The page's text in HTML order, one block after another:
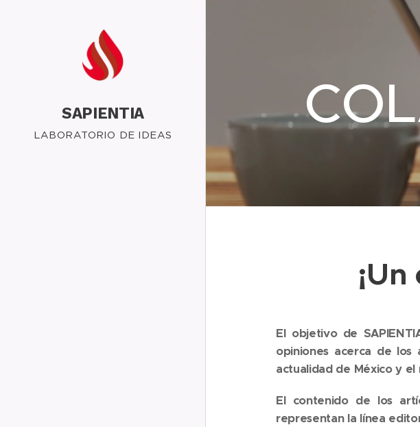
SAPIENTIA
LABORATORIO DE IDEAS
El objetivo de
opiniones acerca de los
actualidad de México y el
El contenido de los
representan la línea